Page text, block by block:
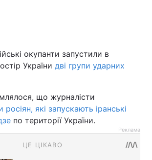
окупанти запустили в
України дві групи ударних
що журналісти
росіян, які запускають іранські
по території України.
Реклама